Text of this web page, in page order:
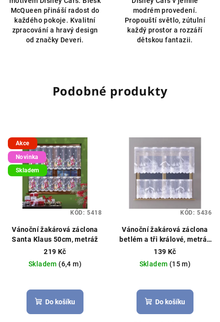
McQueen přináší radost do
každého pokoje. Kvalitní
zpracování a hravý design
od značky Deveri.
modrém provedení.
Propouští světlo, zútulní
každý prostor a rozzáří
dětskou fantazii.
Podobné produkty
Akce
Novinka
Skladem
Vánoční žakárová záclona
Santa Klaus 50cm, metráž
219 Kč
Skladem (6,4 m)
hodnocení
produktu
Do košíku
KÓD: 5418
Vánoční žakárová záclona
betlém a tři králové, metráž
výška 50cm bílá
139 Kč
Skladem (15 m)
hodnocení
produktu
Do košíku
KÓD: 5436